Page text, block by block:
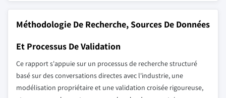
Méthodologie De Recherche, Sources De Données
Et Processus De Validation
Ce rapport s'appuie sur un processus de recherche structuré
basé sur des conversations directes avec l'industrie, une
modélisation propriétaire et une validation croisée rigoureuse,